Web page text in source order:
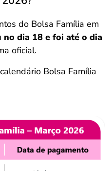
do Bolsa Família em
no dia 18 e foi até o dia
oficial.
Bolsa Família